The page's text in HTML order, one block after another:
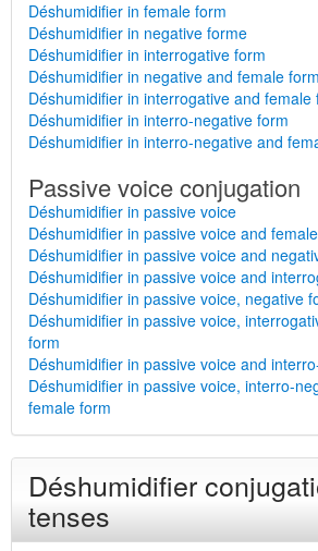
Déshumidifier in female form
Déshumidifier in negative forme
Déshumidifier in interrogative form
Déshumidifier in negative and female form
Déshumidifier in interrogative and female
Déshumidifier in interro-negative form
Déshumidifier in interro-negative and
Passive voice conjugation
Déshumidifier in passive voice
Déshumidifier in passive voice and
Déshumidifier in passive voice and
Déshumidifier in passive voice and
Déshumidifier in passive voice, negative
Déshumidifier in passive voice,
form
Déshumidifier in passive voice and
Déshumidifier in passive voice, interro-
female form
Déshumidifier
tenses